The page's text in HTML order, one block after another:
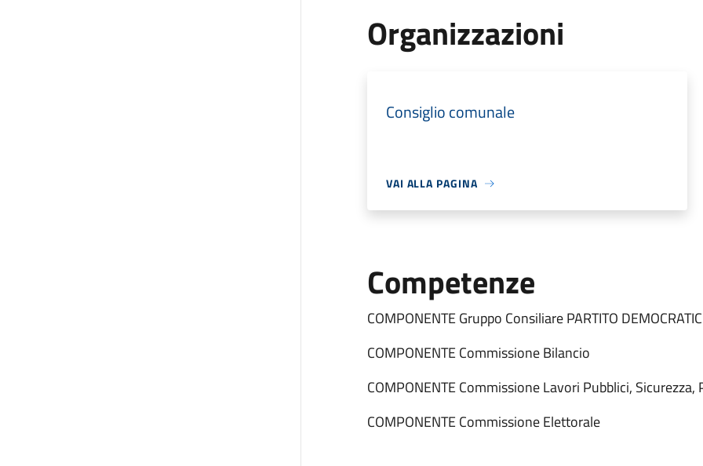
Organizzazioni
Consiglio comunale
VAI ALLA PAGINA
Competenze
COMPONENTE Gruppo Consiliare PARTITO
COMPONENTE Commissione Bilancio
COMPONENTE Commissione Lavori Pubblici, Sicurezza,
COMPONENTE Commissione Elettorale